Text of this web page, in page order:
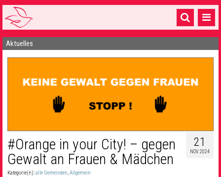
Startseite
16 Gemeinden & mehr
Gottesdienste & Sinnsuche
Gemeinschaft & Soziales
Musik& Kultur
Aktuelles
21
NOV. 2024
#Orange in your City! – gegen
Gewalt an Frauen & Mädchen
Kategorie(n):alle Gemeinden,Allgemein